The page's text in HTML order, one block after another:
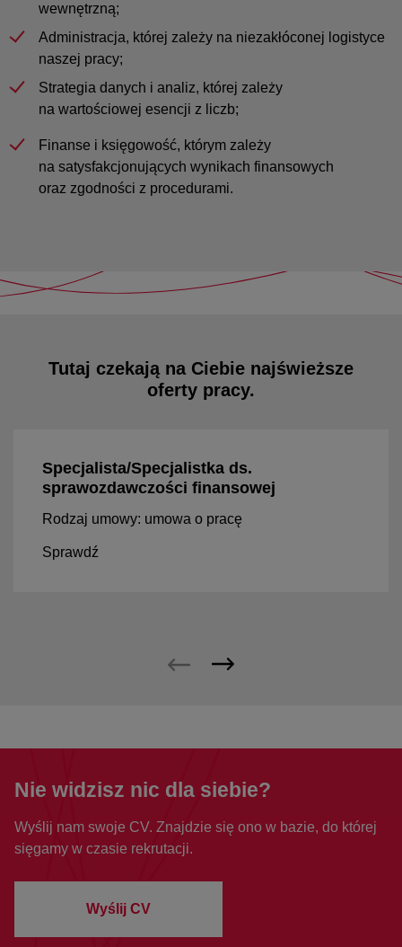
wewnętrzną;
Administracja, której zależy na niezakłóconej logistyce
naszej pracy;
Strategia danych i analiz, której zależy
na wartościowej esencji z liczb;
Finanse i księgowość, którym zależy
na satysfakcjonujących wynikach finansowych
oraz zgodności z procedurami.
Tutaj czekają na Ciebie najświeższe
oferty pracy.
Specjalista/Specjalistka ds.
sprawozdawczości finansowej
Rodzaj umowy: umowa o pracę
Sprawdź
Nie widzisz nic dla siebie?
Wyślij nam swoje CV. Znajdzie się ono w bazie, do której
sięgamy w czasie rekrutacji.
Wyślij CV